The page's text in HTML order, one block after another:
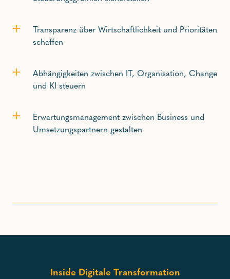
Transparenz über Wirtschaftlichkeit und Prioritäten
schaffen
Abhängigkeiten zwischen IT, Organisation, Change
und KI steuern
Erwartungsmanagement zwischen Business und
Umsetzungspartnern gestalten
Inside Digitale Transformation